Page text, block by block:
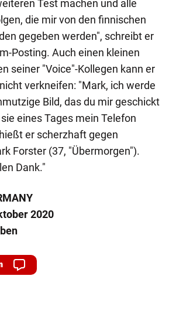
Test machen und alle
die mir von den finnischen
gegeben werden", schreibt er
Posting. Auch einen kleinen
seiner "Voice"-Kollegen kann er
verkneifen: "Mark, ich werde
Bild, das du mir geschickt
eines Tages mein Telefon
er scherzhaft gegen
Forster (37, "Übermorgen").
Dank."
2020